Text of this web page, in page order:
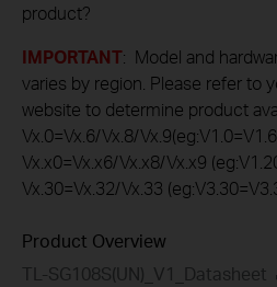
product?
IMPORTANT: Model and
varies by region. Please refer to
website to determine product
Vx.0=Vx.6/Vx.8/
Vx.x0=Vx.x6/Vx.x8/Vx.x9
Vx.30=Vx.32/Vx.33
Product Overview
TL-SG108S(UN)_V1_Datasheet